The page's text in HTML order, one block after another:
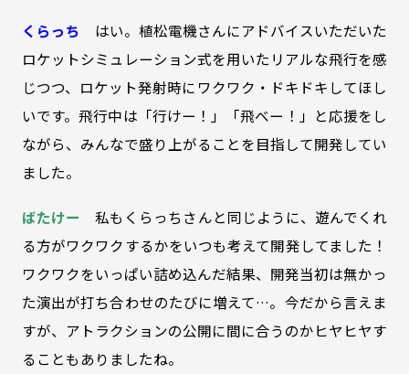
くらっち はい。植松電機さんにアドバイスいただいた
ロケットシミュレーション式を用いたリアルな飛行を感
じつつ、ロケット発射時にワクワク・ドキドキしてほし
いです。飛行中は「行けー！」「飛べー！」と応援をし
ながら、みんなで盛り上がることを目指して開発してい
ました。
ばたけー 私もくらっちさんと同じように、遊んでくれ
る方がワクワクするかをいつも考えて開発してました！
ワクワクをいっぱい詰め込んだ結果、開発当初は無かっ
た演出が打ち合わせのたびに増えて…。今だから言えま
すが、アトラクションの公開に間に合うのかヒヤヒヤす
ることもありましたね。